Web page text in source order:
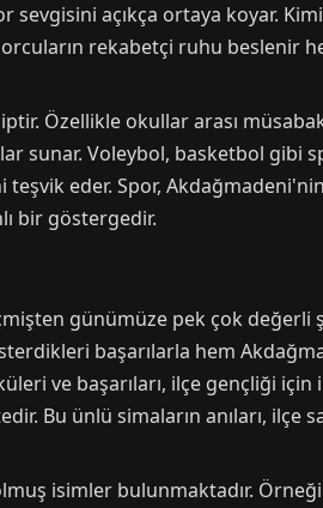
sevgisini açıkça ortaya koyar.
rekabetçi ruhu beslenir
Özellikle okullar arası
sunar. Voleybol, basketbol gibi
eder. Spor,
bir göstergedir.
günümüze pek çok değerli
başarılarla hem
ve başarıları, ilçe gençliği için
Bu ünlü simaların anıları, ilçe
isimler bulunmaktadır.